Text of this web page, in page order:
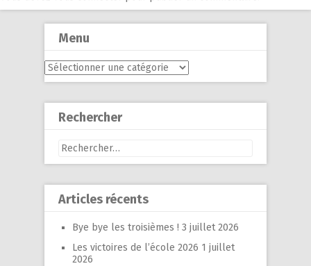
Menu
Menu
Rechercher
Rechercher :
Articles récents
Bye bye les troisièmes ! 3 juillet 2026
Les victoires de l’école 2026 1 juillet
2026